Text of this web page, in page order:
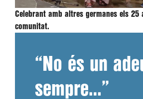
Celebrant amb altres germanes els 25
comunitat.
“No és un
sempre…”